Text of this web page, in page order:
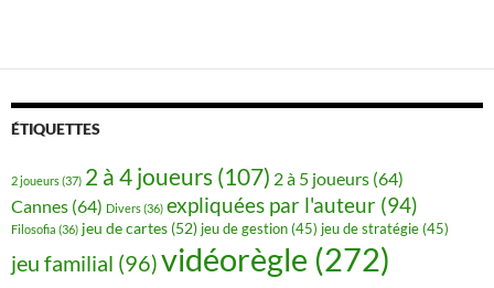
ÉTIQUETTES
2 joueurs(37) 2 à 4 joueurs (107) 2 à 5 joueurs (64)
Cannes (64) Divers(36) expliquées par l'auteur (94)
Filosofia (36) jeu de cartes (52) jeu de gestion (45) jeu de stratégie (45)
jeu familial (96)vidéorègle (272)